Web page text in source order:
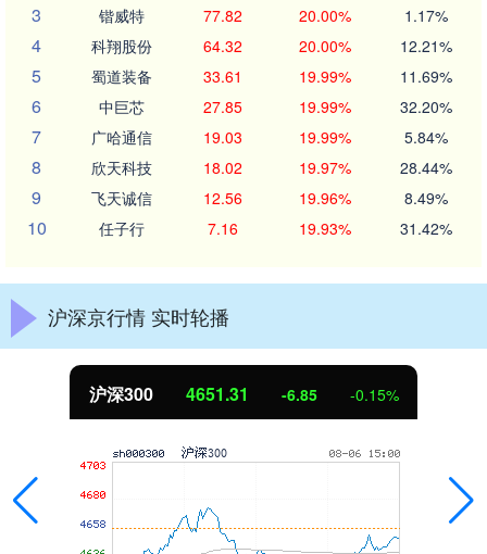
3 锴威特 77.82 20.00% 1.17%
4 科翔股份 64.32 20.00% 12.21%
5 蜀道装备 33.61 19.99% 11.69%
6 中巨芯 27.85 19.99% 32.20%
7 广哈通信 19.03 19.99% 5.84%
8 欣天科技 18.02 19.97% 28.44%
9 飞天诚信 12.56 19.96% 8.49%
10 任子行 7.16 19.93% 31.42%
沪深京行情 实时轮播
沪深300 4651.31 -6.85 -0.15%